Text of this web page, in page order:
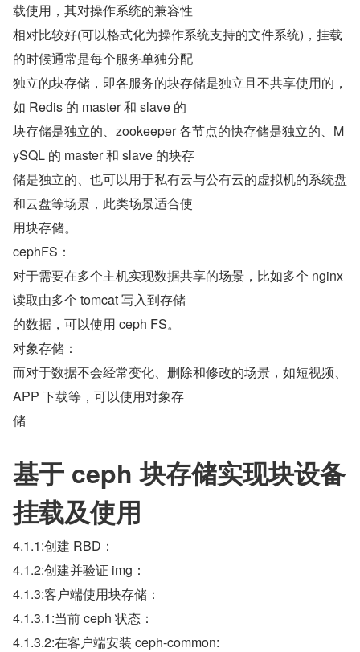
载使用，其对操作系统的兼容性
相对比较好(可以格式化为操作系统支持的文件系统)，挂载
的时候通常是每个服务单独分配
独立的块存储，即各服务的块存储是独立且不共享使用的，
如 Redis 的 master 和 slave 的
块存储是独立的、zookeeper 各节点的快存储是独立的、M
ySQL 的 master 和 slave 的块存
储是独立的、也可以用于私有云与公有云的虚拟机的系统盘
和云盘等场景，此类场景适合使
用块存储。
cephFS：
对于需要在多个主机实现数据共享的场景，比如多个 nginx
读取由多个 tomcat 写入到存储
的数据，可以使用 ceph FS。
对象存储：
而对于数据不会经常变化、删除和修改的场景，如短视频、
APP 下载等，可以使用对象存
储
基于 ceph 块存储实现块设备
挂载及使用
4.1.1:创建 RBD：
4.1.2:创建并验证 img：
4.1.3:客户端使用块存储：
4.1.3.1:当前 ceph 状态：
4.1.3.2:在客户端安装 ceph-common: